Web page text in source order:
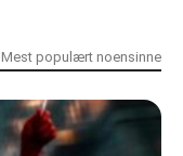
Mest populært noensinne